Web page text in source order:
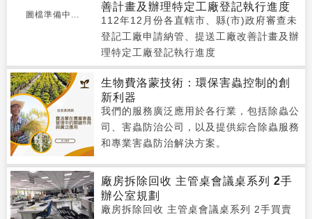
圖檔準備中...
善計畫及辦理特定工廠登記執行進度
112年12月份各直轄市、縣(市)政府審查未
登記工廠申請納管、提送工廠改善計畫及辦
理特定工廠登記執行進度
生物費洛蒙技術：環保害蟲控制的創
新利器
我們的服務廣泛應用於各行業，包括除蟲公
司、害蟲防治公司，以及提供綜合除蟲服務
和專業害蟲防治解決方案。
廠房拆除回收 主管桌會議桌系列 2手
辦公室規劃
廠房拆除回收 主管桌會議桌系列 2手買賣